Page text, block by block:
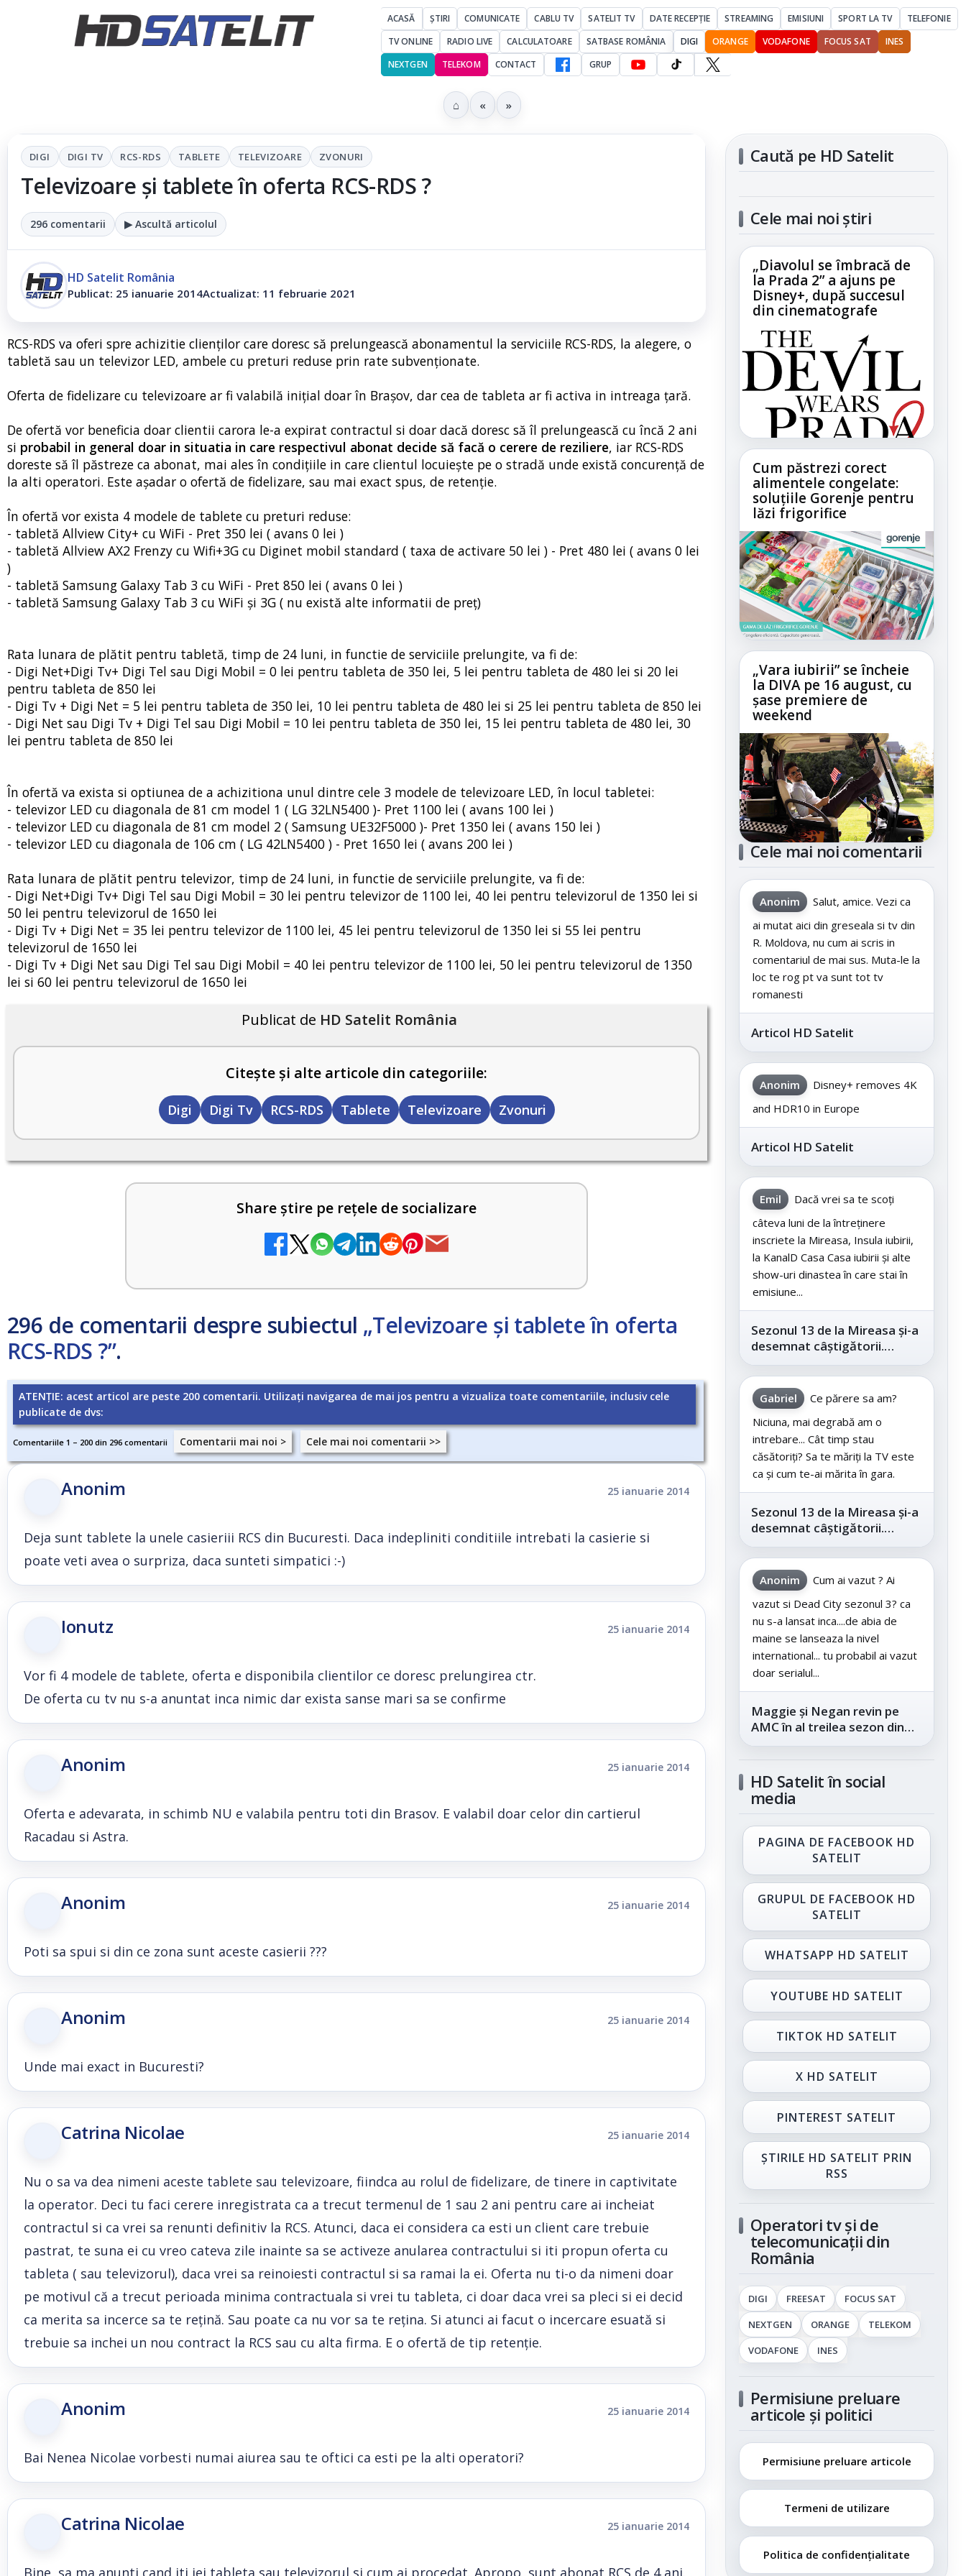
ACASĂ ȘTIRI COMUNICATE CABLU TV SATELIT TV DATE RECEPȚIE STREAMING EMISIUNI SPORT LA TV
TELEFONIE
TV ONLINE
RADIO LIVE CALCULATOARE SATBASE ROMÂNIA DIGI ORANGE VODAFONE FOCUS SAT
INES
NEXTGEN
TELEKOM CONTACT GRUP
⌂ « »
DIGI DIGI TV RCS-RDS TABLETE TELEVIZOARE ZVONURI
Televizoare și tablete în oferta RCS-RDS ?
296 comentarii ▶ Ascultă articolul
HD Satelit România
Publicat: 25 ianuarie 2014Actualizat: 11 februarie 2021
RCS-RDS va oferi spre achizitie clienților care doresc să prelungească abonamentul la serviciile RCS-RDS, la alegere, o
tabletă sau un televizor LED, ambele cu preturi reduse prin rate subvenționate.
Oferta de fidelizare cu televizoare ar fi valabilă inițial doar în Brașov, dar cea de tableta ar fi activa in intreaga țară.
De ofertă vor beneficia doar clientii carora le-a expirat contractul si doar dacă doresc să îl prelungească cu încă 2 ani
si probabil in general doar in situatia in care respectivul abonat decide să facă o cerere de reziliere, iar RCS-RDS
doreste să îl păstreze ca abonat, mai ales în condițiile in care clientul locuiește pe o stradă unde există concurență de
la alti operatori. Este așadar o ofertă de fidelizare, sau mai exact spus, de retenție.
În ofertă vor exista 4 modele de tablete cu preturi reduse:
- tabletă Allview City+ cu WiFi - Pret 350 lei ( avans 0 lei )
- tabletă Allview AX2 Frenzy cu Wifi+3G cu Diginet mobil standard ( taxa de activare 50 lei ) - Pret 480 lei ( avans 0 lei
)
- tabletă Samsung Galaxy Tab 3 cu WiFi - Pret 850 lei ( avans 0 lei )
- tabletă Samsung Galaxy Tab 3 cu WiFi și 3G ( nu există alte informatii de preț)
Rata lunara de plătit pentru tabletă, timp de 24 luni, in functie de serviciile prelungite, va fi de:
- Digi Net+Digi Tv+ Digi Tel sau Digi Mobil = 0 lei pentru tableta de 350 lei, 5 lei pentru tableta de 480 lei si 20 lei
pentru tableta de 850 lei
- Digi Tv + Digi Net = 5 lei pentru tableta de 350 lei, 10 lei pentru tableta de 480 lei si 25 lei pentru tableta de 850 lei
- Digi Net sau Digi Tv + Digi Tel sau Digi Mobil = 10 lei pentru tableta de 350 lei, 15 lei pentru tableta de 480 lei, 30
lei pentru tableta de 850 lei
În ofertă va exista si optiunea de a achizitiona unul dintre cele 3 modele de televizoare LED, în locul tabletei:
- televizor LED cu diagonala de 81 cm model 1 ( LG 32LN5400 )- Pret 1100 lei ( avans 100 lei )
- televizor LED cu diagonala de 81 cm model 2 ( Samsung UE32F5000 )- Pret 1350 lei ( avans 150 lei )
- televizor LED cu diagonala de 106 cm ( LG 42LN5400 ) - Pret 1650 lei ( avans 200 lei )
Rata lunara de plătit pentru televizor, timp de 24 luni, in functie de serviciile prelungite, va fi de:
- Digi Net+Digi Tv+ Digi Tel sau Digi Mobil = 30 lei pentru televizor de 1100 lei, 40 lei pentru televizorul de 1350 lei si
50 lei pentru televizorul de 1650 lei
- Digi Tv + Digi Net = 35 lei pentru televizor de 1100 lei, 45 lei pentru televizorul de 1350 lei si 55 lei pentru
televizorul de 1650 lei
- Digi Tv + Digi Net sau Digi Tel sau Digi Mobil = 40 lei pentru televizor de 1100 lei, 50 lei pentru televizorul de 1350
lei si 60 lei pentru televizorul de 1650 lei
Publicat de HD Satelit România
Citește și alte articole din categoriile:
Digi Digi Tv RCS-RDS Tablete Televizoare Zvonuri
Share știre pe rețele de socializare
296 de comentarii despre subiectul „Televizoare și tablete în oferta
RCS-RDS ?”.
ATENȚIE: acest articol are peste 200 comentarii. Utilizați navigarea de mai jos pentru a vizualiza toate comentariile, inclusiv cele
publicate de dvs:
Comentariile 1 – 200 din 296 comentarii Comentarii mai noi > Cele mai noi comentarii >>
Anonim 25 ianuarie 2014
Deja sunt tablete la unele casieriii RCS din Bucuresti. Daca indepliniti conditiile intrebati la casierie si
poate veti avea o surpriza, daca sunteti simpatici :-)
Ionutz 25 ianuarie 2014
Vor fi 4 modele de tablete, oferta e disponibila clientilor ce doresc prelungirea ctr.
De oferta cu tv nu s-a anuntat inca nimic dar exista sanse mari sa se confirme
Anonim 25 ianuarie 2014
Oferta e adevarata, in schimb NU e valabila pentru toti din Brasov. E valabil doar celor din cartierul
Racadau si Astra.
Anonim 25 ianuarie 2014
Poti sa spui si din ce zona sunt aceste casierii ???
Anonim 25 ianuarie 2014
Unde mai exact in Bucuresti?
Catrina Nicolae 25 ianuarie 2014
Nu o sa va dea nimeni aceste tablete sau televizoare, fiindca au rolul de fidelizare, de tinere in captivitate
la operator. Deci tu faci cerere inregistrata ca a trecut termenul de 1 sau 2 ani pentru care ai incheiat
contractul si ca vrei sa renunti definitiv la RCS. Atunci, daca ei considera ca esti un client care trebuie
pastrat, te suna ei cu vreo cateva zile inainte sa se activeze anularea contractului si iti propun oferta cu
tableta ( sau televizorul), daca vrei sa reinoiesti contractul si sa ramai la ei. Oferta nu ti-o da nimeni doar
pe motivul că a trecut perioada minima contractuala si vrei tu tableta, ci doar daca vrei sa pleci si ei decid
ca merita sa incerce sa te rețină. Sau poate ca nu vor sa te rețina. Si atunci ai facut o incercare esuată si
trebuie sa inchei un nou contract la RCS sau cu alta firma. E o ofertă de tip retenție.
Anonim 25 ianuarie 2014
Bai Nenea Nicolae vorbesti numai aiurea sau te oftici ca esti pe la alti operatori?
Catrina Nicolae 25 ianuarie 2014
Bine, sa ma anunti cand iti iei tableta sau televizorul si cum ai procedat. Apropo, sunt abonat RCS de 4 ani.
Caută pe HD Satelit
Cele mai noi știri
„Diavolul se îmbracă de
la Prada 2” a ajuns pe
Disney+, după succesul
din cinematografe
Cum păstrezi corect
alimentele congelate:
soluțiile Gorenje pentru
lăzi frigorifice
„Vara iubirii” se încheie
la DIVA pe 16 august, cu
șase premiere de
weekend
Cele mai noi comentarii
Anonim
Salut, amice. Vezi ca
ai mutat aici din greseala si tv din
R. Moldova, nu cum ai scris in
comentariul de mai sus. Muta-le la
loc te rog pt va sunt tot tv
romanesti
Articol HD Satelit
Anonim
Disney+ removes 4K
and HDR10 in Europe
Articol HD Satelit
Emil
Dacă vrei sa te scoți
câteva luni de la întreținere
inscriete la Mireasa, Insula iubirii,
la KanalD Casa Casa iubirii și alte
show-uri dinastea în care stai în
emisiune...
Sezonul 13 de la Mireasa și-a
desemnat câștigătorii.
Telespectatorii au decis care
este...
Gabriel
Ce părere sa am?
Niciuna, mai degrabă am o
intrebare... Cât timp stau
căsătoriți? Sa te măriți la TV este
ca și cum te-ai mărita în gara.
Sezonul 13 de la Mireasa și-a
desemnat câștigătorii.
Telespectatorii au decis care
este...
Anonim
Cum ai vazut ? Ai
vazut si Dead City sezonul 3? ca
nu s-a lansat inca....de abia de
maine se lanseaza la nivel
international... tu probabil ai vazut
doar serialul...
Maggie și Negan revin pe
AMC în al treilea sezon din
„The Walking Dead: Dead
HD Satelit în social
media
PAGINA DE FACEBOOK HD
SATELIT
GRUPUL DE FACEBOOK HD
SATELIT
WHATSAPP HD SATELIT
YOUTUBE HD SATELIT
TIKTOK HD SATELIT
X HD SATELIT
PINTEREST SATELIT
ȘTIRILE HD SATELIT PRIN
RSS
Operatori tv și de
telecomunicații din
România
DIGI FREESAT
FOCUS SAT
NEXTGEN
ORANGE
TELEKOM
VODAFONE
INES
Permisiune preluare
articole și politici
Permisiune preluare articole
Termeni de utilizare
Politica de confidențialitate